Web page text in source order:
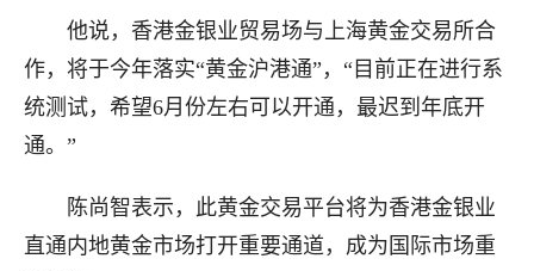
他说，香港金银业贸易场与上海黄金交易所合
作，将于今年落实“黄金沪港通”，“目前正在进行系
统测试，希望6月份左右可以开通，最迟到年底开
通。”
陈尚智表示，此黄金交易平台将为香港金银业
直通内地黄金市场打开重要通道，成为国际市场重